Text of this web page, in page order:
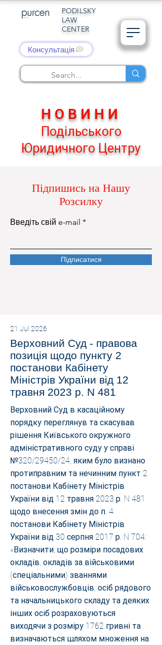
PODILSKY
LAW
CENTER
Консультація
НОВИНИ
Подільського
Юридичного Центру
Підпишись на Нашу
Розсилку
Введіть свій e-mail
Підписатися
21 Jul 2026
Верховний Суд - правова
позиція щодо пункту 2
постанови Кабінету
Міністрів України від 12
травня 2023 р. N 481
Верховний Суд в касаційному
порядку переглянув та скасував
рішення Київського окружного
адміністративного суду у справі
№320/29450/24, яким було визнано
протиправним та нечинним пункт 2
постанови Кабінету Міністрів
України від 12 травня 2023 р. N 481
щодо внесення змін до п. 4
постанови Кабінету Міністрів
України від 30 серпня 2017 р. N 704:
«Визначити, що розміри посадових
окладів, окладів за військовими
(спеціальними) званнями
військовослужбовців, осіб рядового
та начальницького складу та деяких
інших осіб розраховуються
виходячи з розміру 1762 гривні та
визначаються шляхом множення на